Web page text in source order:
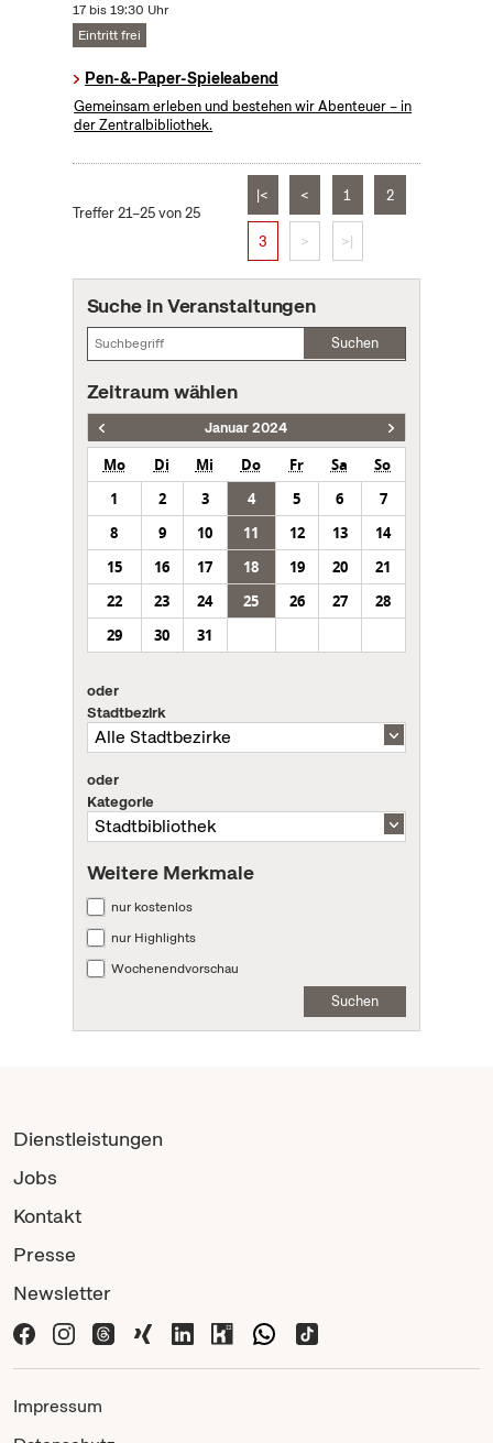
17 bis 19:30 Uhr
Eintritt frei
Pen-&-Paper-Spieleabend
Gemeinsam erleben und bestehen wir Abenteuer – in
der Zentralbibliothek.
Treffer 21–25 von 25
|< < 1 2
3 > >|
Suche in Veranstaltungen
Suchen
Zeitraum wählen
Januar 2024
Mo Di Mi Do Fr Sa
So
1
2 3 4 5 6
7
8
9 10 11 12 13
14
15
16 17 18 19 20
21
22
23 24 25 26 27
28
29
30 31
oder
Stadtbezirk
oder
Kategorie
Weitere Merkmale
nur kostenlos
nur Highlights
Wochenendvorschau
Suchen
Dienstleistungen
Jobs
Kontakt
Presse
Newsletter
Impressum